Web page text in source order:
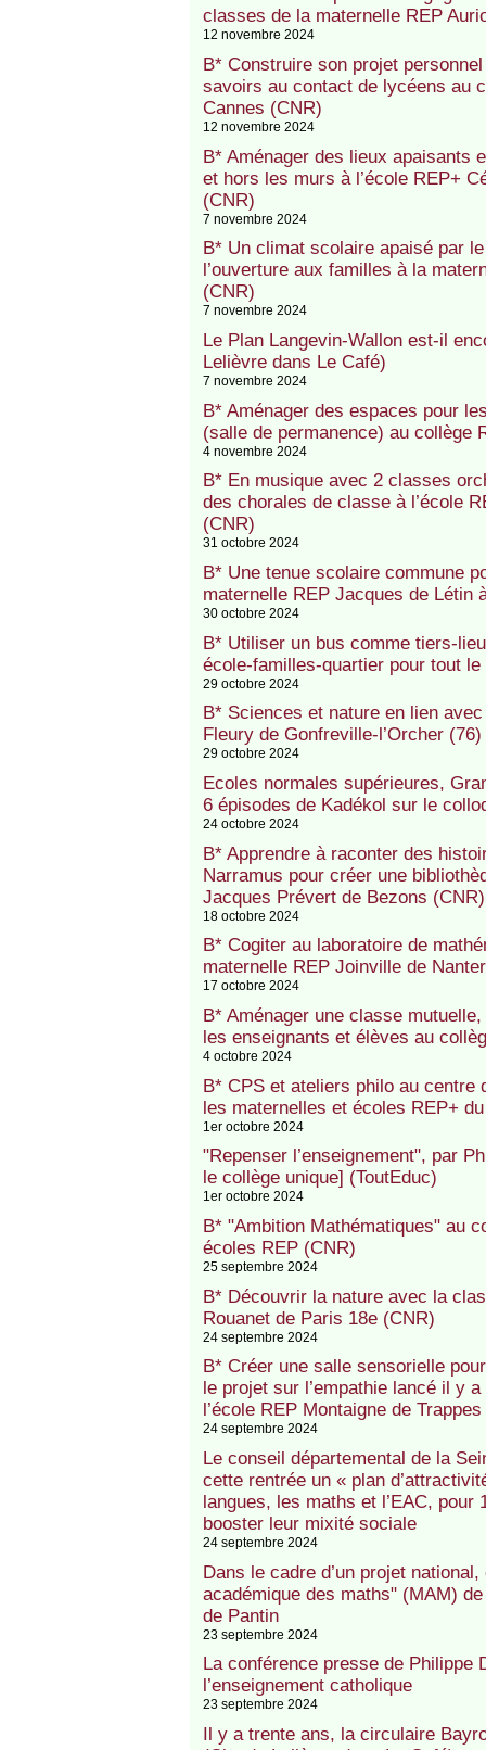
classes de la maternelle REP
12 novembre 2024
B* Construire son projet
savoirs au contact de lycéens au
Cannes (CNR)
12 novembre 2024
B* Aménager des lieux apaisants
et hors les murs à l’école REP+
(CNR)
7 novembre 2024
B* Un climat scolaire apaisé par
l’ouverture aux familles à la
(CNR)
7 novembre 2024
Le Plan Langevin-Wallon est-il
Lelièvre dans Le Café)
7 novembre 2024
B* Aménager des espaces pour
(salle de permanence) au collège
4 novembre 2024
B* En musique avec 2 classes
des chorales de classe à l’école
(CNR)
31 octobre 2024
B* Une tenue scolaire commune
maternelle REP Jacques de Létin
30 octobre 2024
B* Utiliser un bus comme tiers-
école-familles-quartier pour tout
29 octobre 2024
B* Sciences et nature en lien
Fleury de Gonfreville-l’Orcher
29 octobre 2024
Ecoles normales supérieures,
6 épisodes de Kadékol sur le
24 octobre 2024
B* Apprendre à raconter des
Narramus pour créer une
Jacques Prévert de Bezons (CNR)
18 octobre 2024
B* Cogiter au laboratoire de
maternelle REP Joinville de
17 octobre 2024
B* Aménager une classe
les enseignants et élèves au
4 octobre 2024
B* CPS et ateliers philo au centre
les maternelles et écoles REP+
1er octobre 2024
"Repenser l’enseignement", par
le collège unique] (ToutEduc)
1er octobre 2024
B* "Ambition Mathématiques" au
écoles REP (CNR)
25 septembre 2024
B* Découvrir la nature avec la
Rouanet de Paris 18e (CNR)
24 septembre 2024
B* Créer une salle sensorielle
le projet sur l’empathie lancé il y
l’école REP Montaigne de
24 septembre 2024
Le conseil départemental de la
cette rentrée un « plan
langues, les maths et l’EAC,
booster leur mixité sociale
24 septembre 2024
Dans le cadre d’un projet
académique des maths" (MAM)
de Pantin
23 septembre 2024
La conférence presse de Philippe
l’enseignement catholique
23 septembre 2024
Il y a trente ans, la circulaire